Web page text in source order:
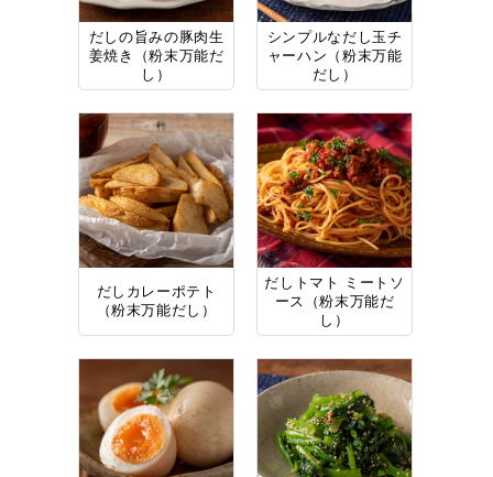
だしの旨みの豚肉生
姜焼き（粉末万能だ
し）
シンプルなだし玉チ
ャーハン（粉末万能
だし）
だしカレーポテト
（粉末万能だし）
だしトマト ミートソ
ース（粉末万能だ
し）